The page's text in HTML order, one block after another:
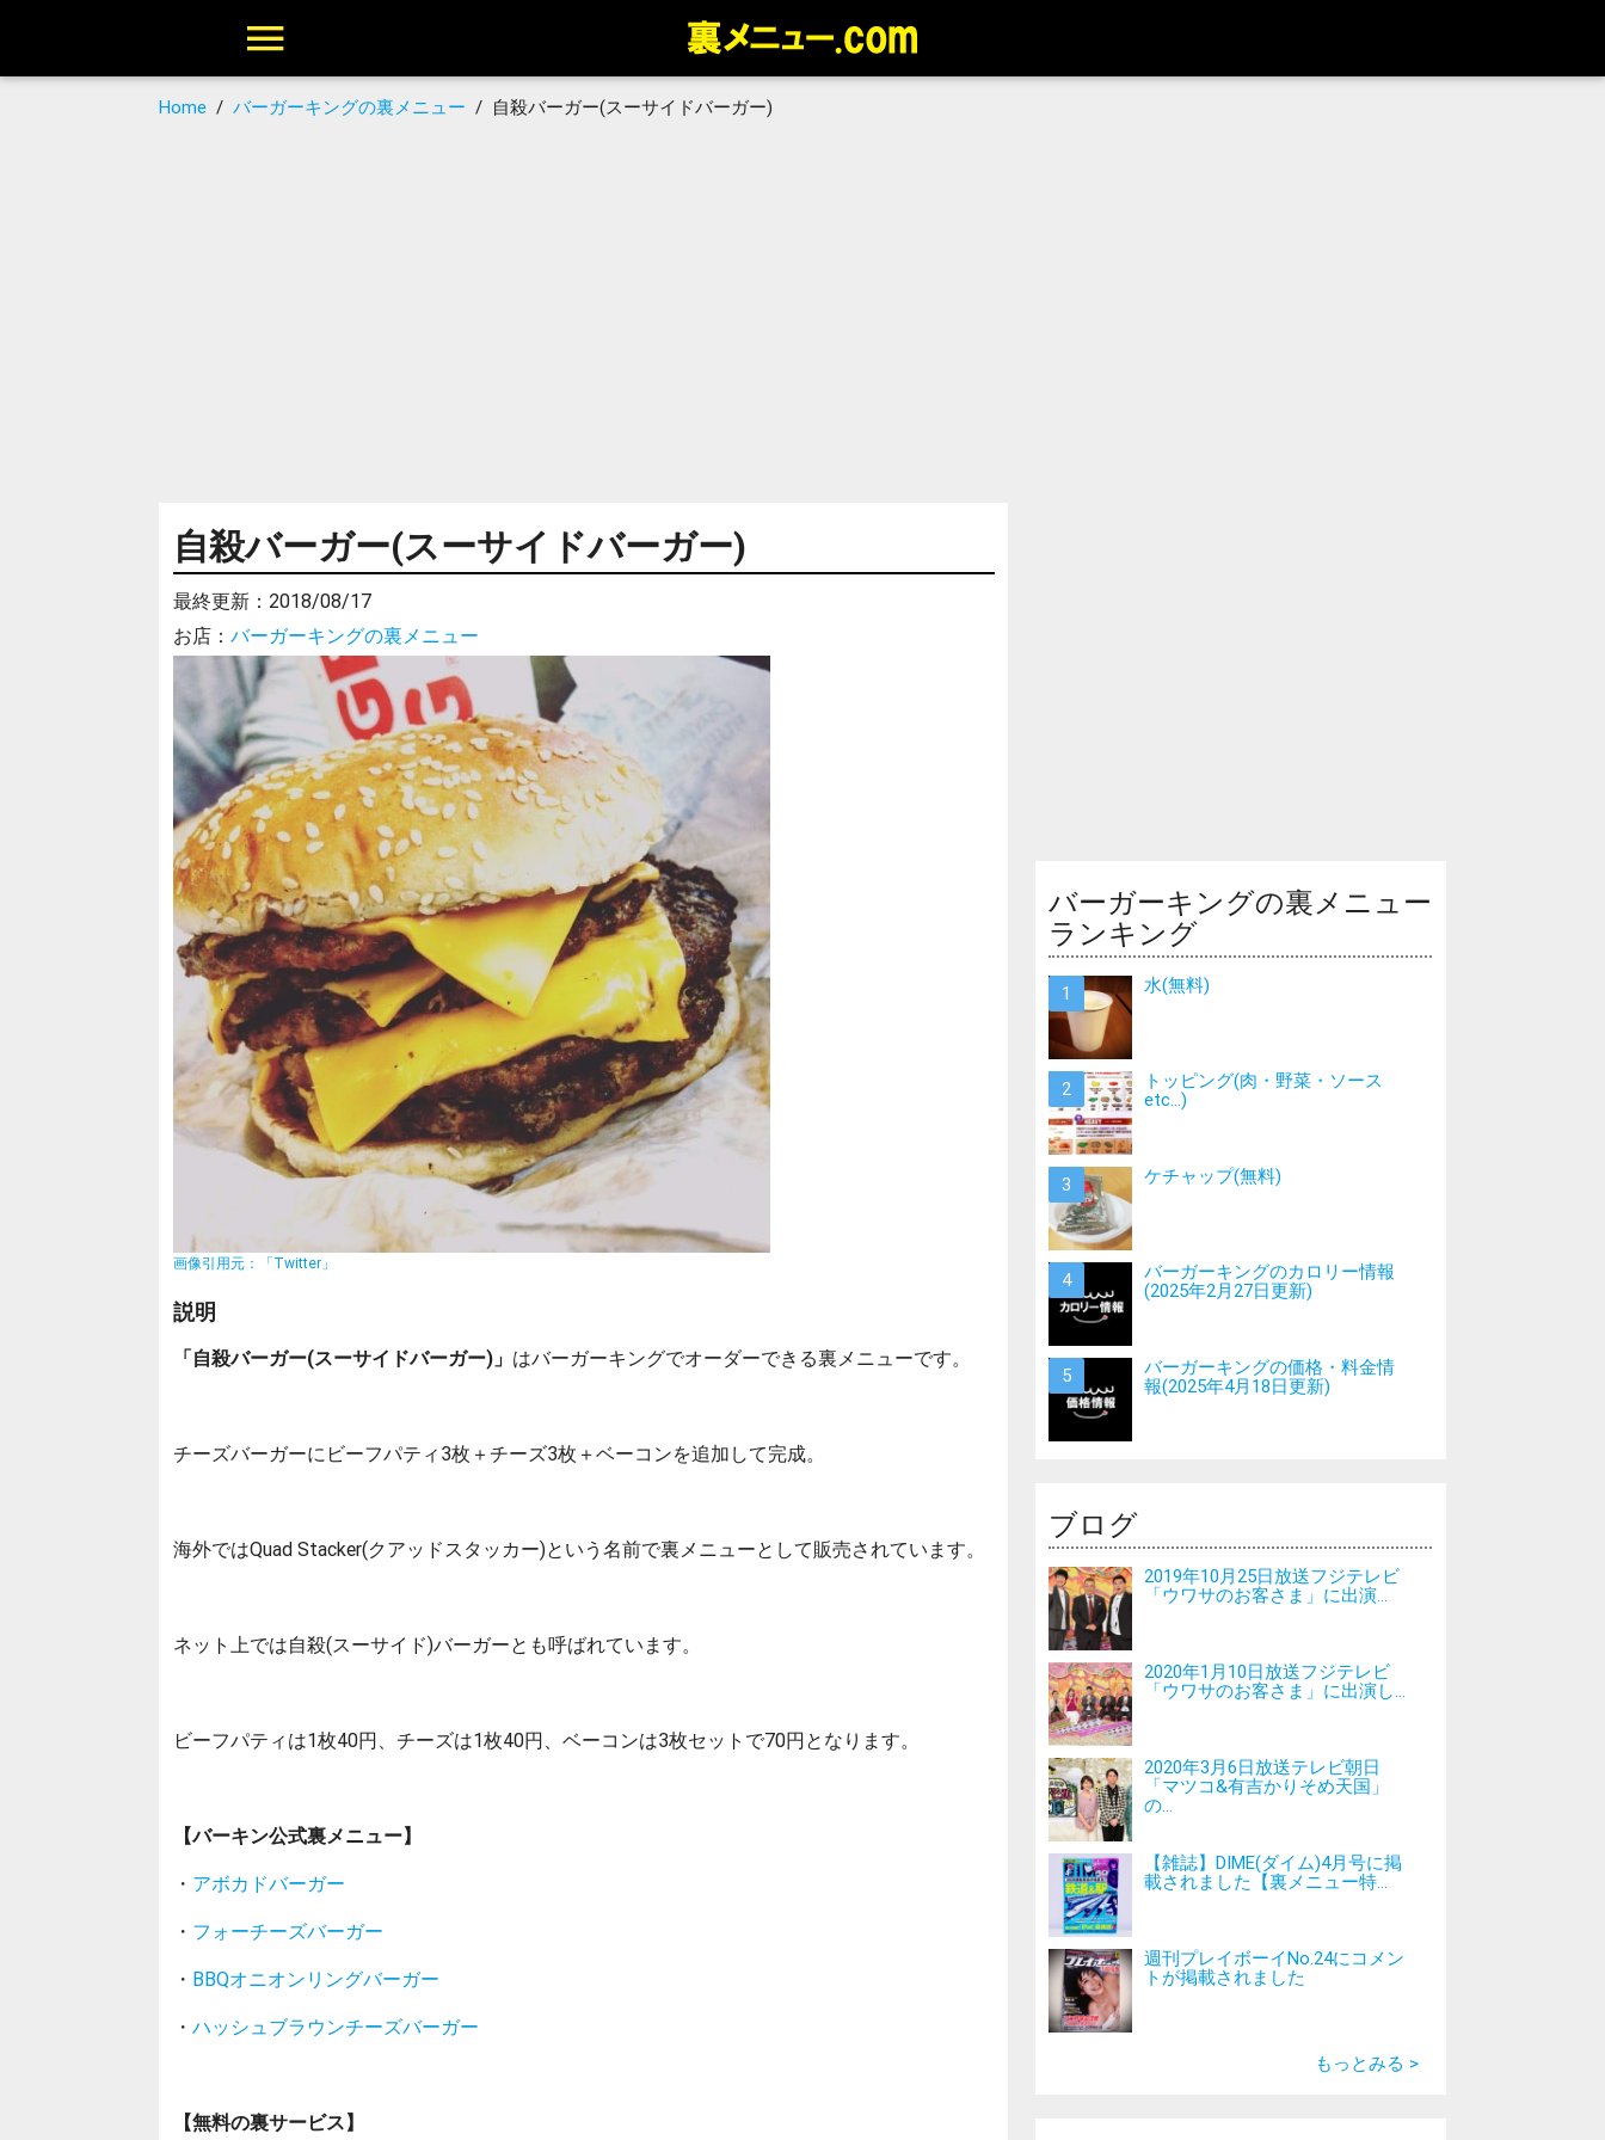
Home /バーガーキングの裏メニュー / 自殺バーガー(スーサイドバーガー)
自殺バーガー(スーサイドバーガー)
最終更新： 2018/08/17
お店： バーガーキングの裏メニュー
画像引用元：「Twitter」
説明
「自殺バーガー(スーサイドバーガー)」 はバーガーキングでオーダーできる裏メニューです。
チーズバーガーにビーフパティ3枚＋チーズ3枚＋ベーコンを追加して完成。
海外ではQuad Stacker(クアッドスタッカー)という名前で裏メニューとして販売されています。
ネット上では自殺(スーサイド)バーガーとも呼ばれています。
ビーフパティは1枚40円、チーズは1枚40円、ベーコンは3枚セットで70円となります。
【バーキン公式裏メニュー】
・ アボカドバーガー
・ フォーチーズバーガー
・ BBQオニオンリングバーガー
・ ハッシュブラウンチーズバーガー
【無料の裏サービス】
バーガーキングの裏メニュー
ランキング
水(無料)
トッピング(肉・野菜・ソース
etc…)
ケチャップ(無料)
バーガーキングのカロリー情報
(2025年2月27日更新)
バーガーキングの価格・料金情
報(2025年4月18日更新)
ブログ
2019年10月25日放送フジテレビ
「ウワサのお客さま」に出演...
2020年1月10日放送フジテレビ
「ウワサのお客さま」に出演し...
2020年3月6日放送テレビ朝日
「マツコ&有吉かりそめ天国」
の...
【雑誌】DIME(ダイム)4月号に掲
載されました【裏メニュー特...
週刊プレイボーイNo.24にコメン
トが掲載されました
もっとみる >